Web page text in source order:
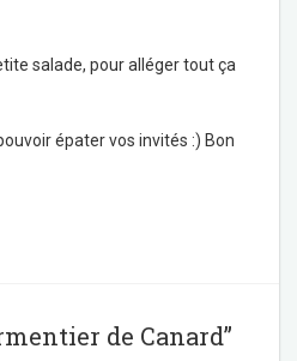
salade, pour alléger tout ça
épater vos invités :) Bon
de Canard”